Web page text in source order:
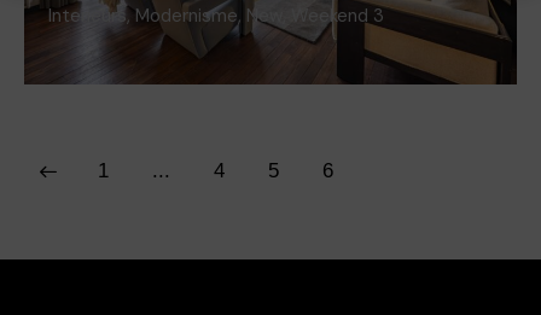
Interieurs, Modernisme, New Weekend 3
1 ... 4 5 6